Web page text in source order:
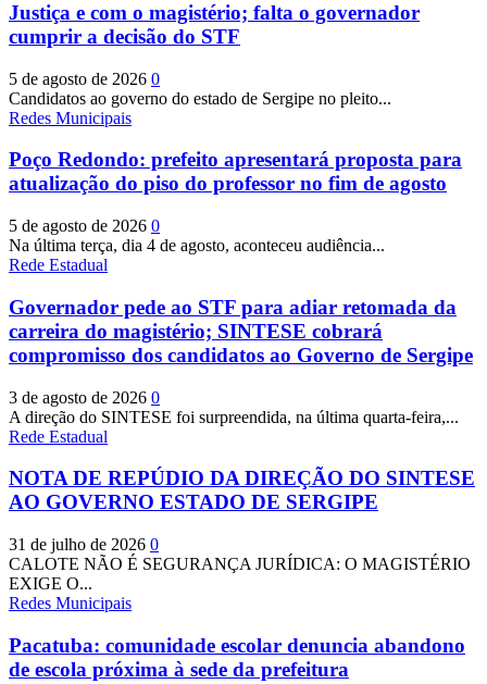
Justiça e com o magistério; falta o governador
cumprir a decisão do STF
5 de agosto de 2026 0
Candidatos ao governo do estado de Sergipe no pleito...
Redes Municipais
Poço Redondo: prefeito apresentará proposta para
atualização do piso do professor no fim de agosto
5 de agosto de 2026 0
Na última terça, dia 4 de agosto, aconteceu audiência...
Rede Estadual
Governador pede ao STF para adiar retomada da
carreira do magistério; SINTESE cobrará
compromisso dos candidatos ao Governo de Sergipe
3 de agosto de 2026 0
A direção do SINTESE foi surpreendida, na última quarta-feira,...
Rede Estadual
NOTA DE REPÚDIO DA DIREÇÃO DO SINTESE
AO GOVERNO ESTADO DE SERGIPE
31 de julho de 2026 0
CALOTE NÃO É SEGURANÇA JURÍDICA: O MAGISTÉRIO
EXIGE O...
Redes Municipais
Pacatuba: comunidade escolar denuncia abandono
de escola próxima à sede da prefeitura